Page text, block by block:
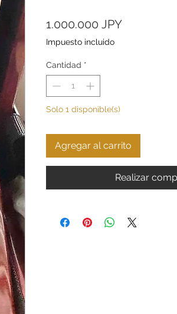
1.000.000 JPYPrecio
Impuesto incluido
Cantidad *
Solo 1 disponible(s)
Agregar al carrito
Realizar